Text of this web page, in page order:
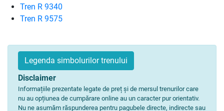
Tren R 9340
Tren R 9575
Legenda simbolurilor trenului
Disclaimer
Informațiile prezentate legate de preț și de mersul trenurilor care
nu au opțiunea de cumpărare online au un caracter pur orientativ.
Nu ne asumăm răspunderea pentru pagubele directe, indirecte sau